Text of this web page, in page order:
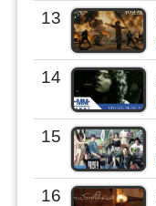
13
14
15
16